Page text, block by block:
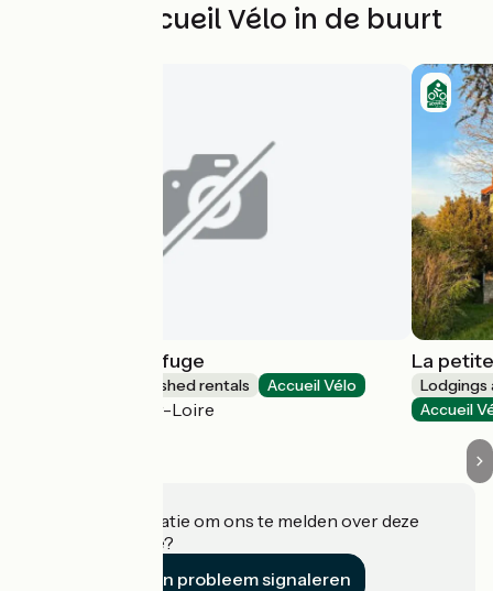
Andere Accueil Vélo in de buurt
Le Chouette Refuge
Lodgings and furnished rentals Accueil Vélo
Chaumont-sur-Loire
La
Lodgings
Accueil
Heeft u informatie om ons te melden over deze
accommodatie?
Een probleem signaleren